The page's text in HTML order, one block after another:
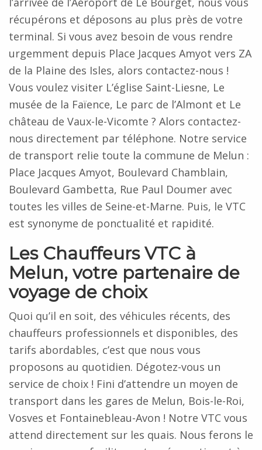
récupérons et déposons au plus près de votre
terminal. Si vous avez besoin de vous rendre
urgemment depuis Place Jacques Amyot vers ZA
de la Plaine des Isles, alors contactez-nous !
Vous voulez visiter L’église Saint-Liesne, Le
musée de la Faïence, Le parc de l’Almont et Le
château de Vaux-le-Vicomte ? Alors contactez-
nous directement par téléphone. Notre service
de transport relie toute la commune de Melun :
Place Jacques Amyot, Boulevard Chamblain,
Boulevard Gambetta, Rue Paul Doumer avec
toutes les villes de Seine-et-Marne. Puis, le VTC
est synonyme de ponctualité et rapidité.
Les Chauffeurs VTC à
Melun, votre partenaire de
voyage de choix
Quoi qu’il en soit, des véhicules récents, des
chauffeurs professionnels et disponibles, des
tarifs abordables, c’est que nous vous
proposons au quotidien. Dégotez-vous un
service de choix ! Fini d’attendre un moyen de
transport dans les gares de Melun, Bois-le-Roi,
Vosves et Fontainebleau-Avon ! Notre VTC vous
attend directement sur les quais. Nous ferons le